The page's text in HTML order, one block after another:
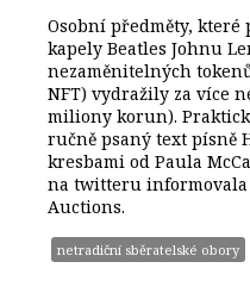
Osobní předměty,
kapely Beatles Johnu
nezaměnitelných
NFT) vydražily za více
miliony korun).
ručně psaný text písně
kresbami od Paula
na twitteru informovala
Auctions.
netradiční sběratelské obory